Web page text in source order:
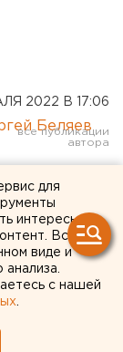
2022 В 17:06
Беляев
и
на
для
интересы
Вся
виде и
с нашей